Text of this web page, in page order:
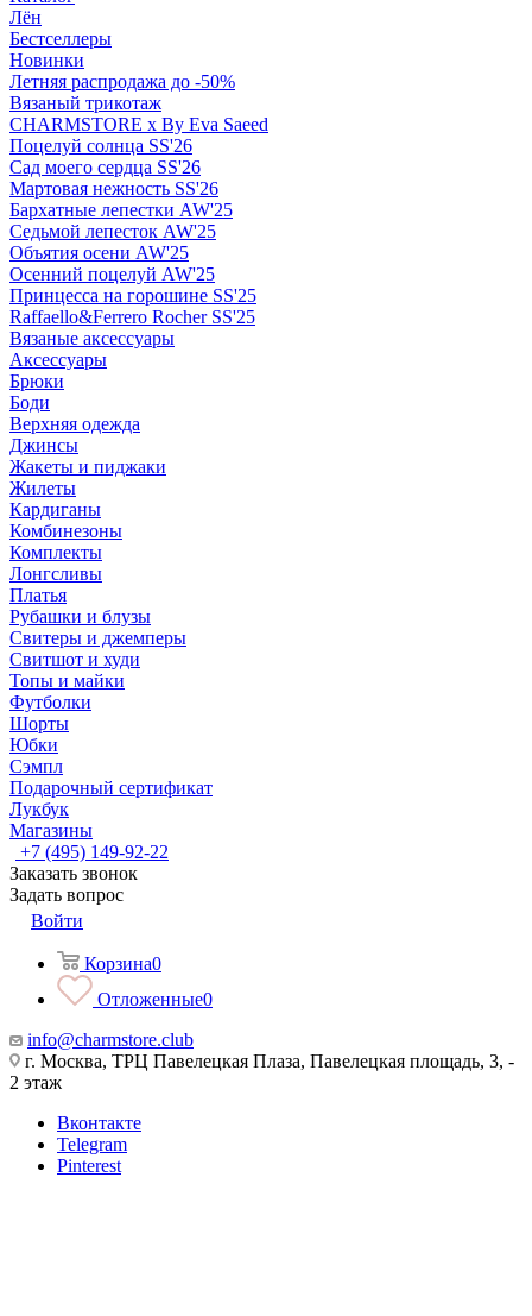
Лён
Бестселлеры
Новинки
Летняя распродажа до -50%
Вязаный трикотаж
CHARMSTORE х By Eva Saeed
Поцелуй солнца SS'26
Сад моего сердца SS'26
Мартовая нежность SS'26
Бархатные лепестки AW'25
Седьмой лепесток AW'25
Объятия осени AW'25
Осенний поцелуй AW'25
Принцесса на горошине SS'25
Raffaello&Ferrero Rocher SS'25
Вязаные аксессуары
Аксессуары
Брюки
Боди
Верхняя одежда
Джинсы
Жакеты и пиджаки
Жилеты
Кардиганы
Комбинезоны
Комплекты
Лонгсливы
Платья
Рубашки и блузы
Свитеры и джемперы
Свитшот и худи
Топы и майки
Футболки
Шорты
Юбки
Сэмпл
Подарочный сертификат
Лукбук
Магазины
+7 (495) 149-92-22
Заказать звонок
Задать вопрос
Войти
Корзина0
Отложенные0
info@charmstore.club
г. Москва, ТРЦ Павелецкая Плаза, Павелецкая площадь, 3, -
2 этаж
Вконтакте
Telegram
Pinterest